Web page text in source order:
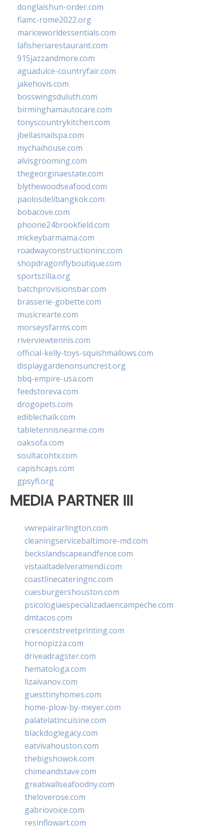
donglaishun-order.com
fiamc-rome2022.org
mariceworldessentials.com
lafisheriarestaurant.com
915jazzandmore.com
aguadulce-countryfair.com
jakehovis.com
bosswingsduluth.com
birminghamautocare.com
tonyscountrykitchen.com
jbellasnailspa.com
mychaihouse.com
alvisgrooming.com
thegeorginaestate.com
blythewoodseafood.com
paolosdelibangkok.com
bobacove.com
phoone24brookfield.com
mickeybarmama.com
roadwayconstructioninc.com
shopdragonflyboutique.com
sportszilla.org
batchprovisionsbar.com
brasserie-gobette.com
musicrearte.com
morseysfarms.com
riverviewtennis.com
official-kelly-toys-squishmallows.com
displaygardenonsuncrest.org
bbq-empire-usa.com
feedstoreva.com
drogopets.com
ediblechalk.com
tabletennisnearme.com
oaksofa.com
soultacohtx.com
capishcaps.com
gpsyfl.org
MEDIA PARTNER III
vwrepairarlington.com
cleaningservicebaltimore-md.com
beckslandscapeandfence.com
vistaaltadelveramendi.com
coastlinecateringnc.com
cuesburgershouston.com
psicologiaespecializadaencampeche.com
dmtacos.com
crescentstreetprinting.com
hornopizza.com
driveadragster.com
hematologa.com
lizaivanov.com
guesttinyhomes.com
home-plow-by-meyer.com
palatelatincuisine.com
blackdoglegacy.com
eatvivahouston.com
thebigshowok.com
chimeandstave.com
greatwallseafoodny.com
theloverose.com
gabriovoice.com
resinflowart.com